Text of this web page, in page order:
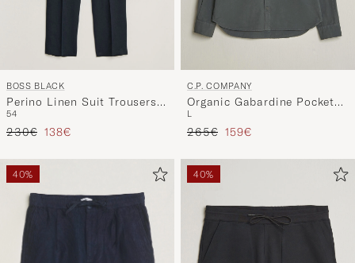
BOSS BLACK
Perino Linen Suit Trousers
Dark Blue
54
Regulärer Preis
230€ Reduzierter Preis
138€
C.P. COMPANY
Organic Gabardine Pocket
Shirt Dark Grey
L
Regulärer Preis
265€ Reduzierter Preis
159€
40% 40%